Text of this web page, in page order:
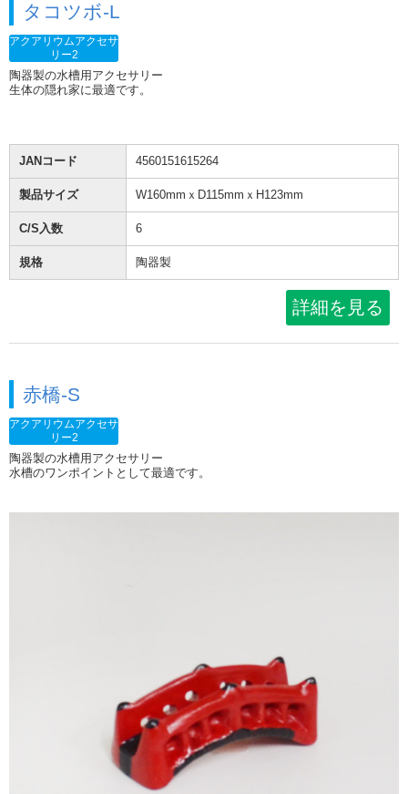
タコツボ-L
アクアリウムアクセサ
リー2
陶器製の水槽用アクセサリー
生体の隠れ家に最適です。
JANコード 4560151615264
製品サイズ W160mmｘD115mmｘH123mm
C/S入数 6
規格 陶器製
詳細を見る
赤橋-S
アクアリウムアクセサ
リー2
陶器製の水槽用アクセサリー
水槽のワンポイントとして最適です。